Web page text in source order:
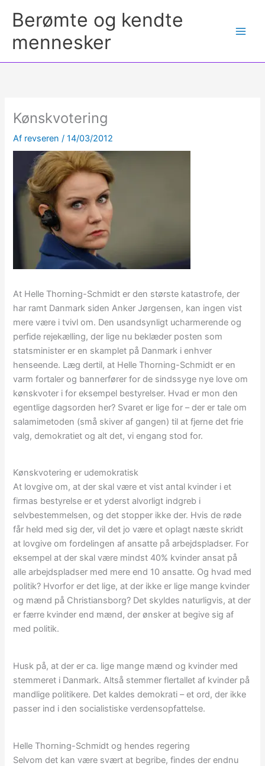
Berømte og kendte
mennesker
Kønskvotering
Af revseren/14/03/2012
At Helle Thorning-Schmidt er den største katastrofe, der
har ramt Danmark siden Anker Jørgensen, kan ingen vist
mere være i tvivl om. Den usandsynligt ucharmerende og
perfide rejekælling, der lige nu beklæder posten som
statsminister er en skamplet på Danmark i enhver
henseende. Læg dertil, at Helle Thorning-Schmidt er en
varm fortaler og bannerfører for de sindssyge nye love om
kønskvoter i for eksempel bestyrelser. Hvad er mon den
egentlige dagsorden her? Svaret er lige for – der er tale om
salamimetoden (små skiver af gangen) til at fjerne det frie
valg, demokratiet og alt det, vi engang stod for.
Kønskvotering er udemokratisk
At lovgive om, at der skal være et vist antal kvinder i et
firmas bestyrelse er et yderst alvorligt indgreb i
selvbestemmelsen, og det stopper ikke der. Hvis de røde
får held med sig der, vil det jo være et oplagt næste skridt
at lovgive om fordelingen af ansatte på arbejdspladser. For
eksempel at der skal være mindst 40% kvinder ansat på
alle arbejdspladser med mere end 10 ansatte. Og hvad med
politik? Hvorfor er det lige, at der ikke er lige mange kvinder
og mænd på Christiansborg? Det skyldes naturligvis, at der
er færre kvinder end mænd, der ønsker at begive sig af
med politik.
Husk på, at der er ca. lige mange mænd og kvinder med
stemmeret i Danmark. Altså stemmer flertallet af kvinder på
mandlige politikere. Det kaldes demokrati – et ord, der ikke
passer ind i den socialistiske verdensopfattelse.
Helle Thorning-Schmidt og hendes regering
Selvom det kan være svært at begribe, findes der endnu